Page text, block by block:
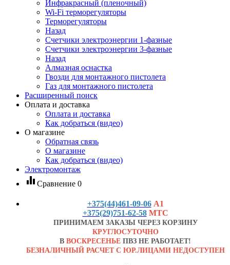
Инфракрасный (пленочный)
Wi-Fi терморегуляторы
Терморегуляторы
Назад
Счетчики электроэнергии 1-фазные
Счетчики электроэнергии 3-фазные
Назад
Алмазная оснастка
Гвозди для монтажного пистолета
Газ для монтажного пистолета
Расширенный поиск
Оплата и доставка
Оплата и доставка
Как добраться (видео)
О магазине
Обратная связь
О магазине
Как добраться (видео)
Электромонтаж
equalizer Сравнение 0
+375(44)461-09-06 А1
+375(29)751-62-58 МТС
ПРИНИМАЕМ ЗАКАЗЫ ЧЕРЕЗ КОРЗИНУ
КРУГЛОСУТОЧНО
В ВОСКРЕСЕНЬЕ ПВЗ НЕ РАБОТАЕТ!
БЕЗНАЛИЧНЫЙ РАСЧЕТ С ЮР.ЛИЦАМИ НЕДОСТУПЕН